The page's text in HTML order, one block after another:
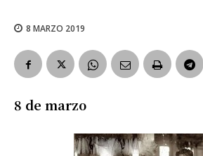
8 MARZO 2019
8 de marzo